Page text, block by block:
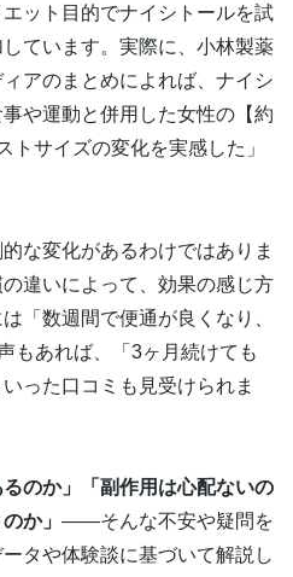
ット目的でナイシトールを試
ています。実際に、小林製薬
アのまとめによれば、ナイシ
や運動と併用した女性の【約
トサイズの変化を実感した」
な変化があるわけではありま
違いによって、効果の感じ方
「数週間で便通が良くなり、
もあれば、「3ヶ月続けても
った口コミも見受けられま
るのか」「副作用は心配ないの
か」 ——そんな不安や疑問を
タや体験談に基づいて解説し